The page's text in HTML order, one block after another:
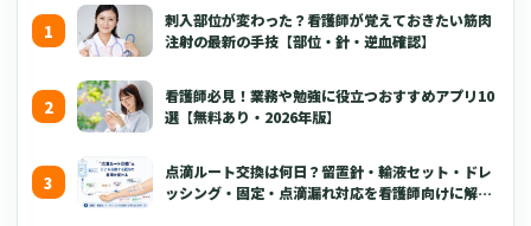
刺入部位が変わった？看護師が覚えておきたい筋肉
注射の最新の手技【部位・針・逆血確認】
看護師必見！業務や勉強に役立つおすすめアプリ10
選【無料あり・2026年版】
点滴ルート交換は何日？留置針・輸液セット・ドレ
ッシング・固定・点滴漏れ対応を看護師向けに解説